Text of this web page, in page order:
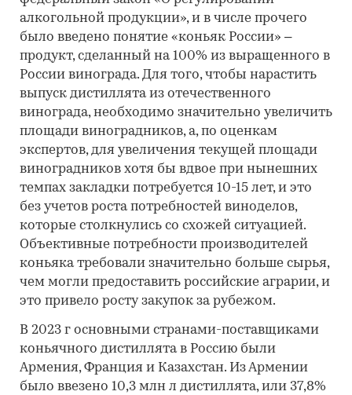
алкогольной продукции», и в числе прочего
было введено понятие «коньяк России» –
продукт, сделанный на 100% из выращенного в
России винограда. Для того, чтобы нарастить
выпуск дистиллята из отечественного
винограда, необходимо значительно увеличить
площади виноградников, а, по оценкам
экспертов, для увеличения текущей площади
виноградников хотя бы вдвое при нынешних
темпах закладки потребуется 10-15 лет, и это
без учетов роста потребностей виноделов,
которые столкнулись со схожей ситуацией.
Объективные потребности производителей
коньяка требовали значительно больше сырья,
чем могли предоставить российские аграрии, и
это привело росту закупок за рубежом.
В 2023 г основными странами-поставщиками
коньячного дистиллята в Россию были
Армения, Франция и Казахстан. Из Армении
было ввезено 10,3 млн л дистиллята, или 37,8%